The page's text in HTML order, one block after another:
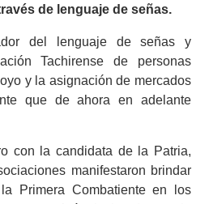
de lenguaje de señas.
del lenguaje de señas y
Tachirense de personas
y la asignación de mercados
que de ahora en adelante
con la candidata de la Patria,
manifestaron brindar
Primera Combatiente en los